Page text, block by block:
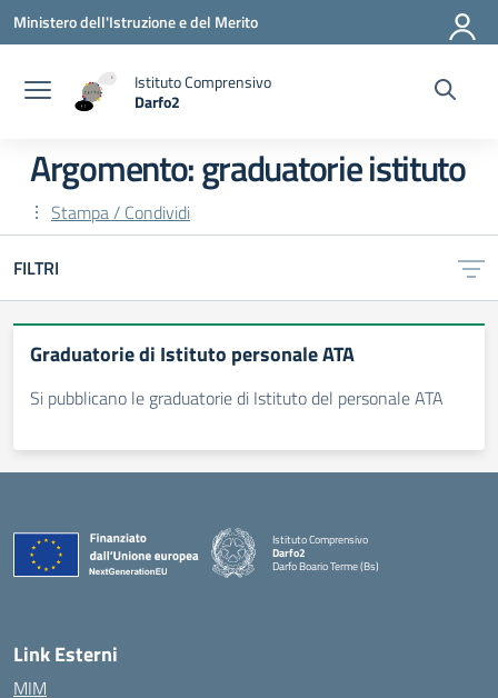
Vai ai contenuti
Vai al menu di navigazione
Vai al footer
Ministero dell'Istruzione e del Merito
Istituto Comprensivo
Darfo2
Argomento: graduatorie istituto
Stampa / Condividi
FILTRI
Graduatorie di Istituto personale ATA
Si pubblicano le graduatorie di Istituto del personale ATA
Istituto Comprensivo
Darfo2
Darfo Boario Terme (Bs)
Link Esterni
MIM